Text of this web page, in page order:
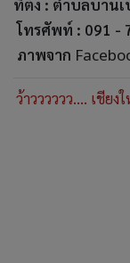
ที่ตั้ง : ตำบลบ้านเ
โทรศัพท์ : 091 -
ภาพจาก
ว้าวววววว.... เชีย